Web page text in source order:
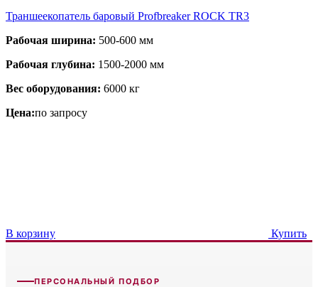
Траншеекопатель баровый Profbreaker ROCK TR3
Рабочая ширина: 500-600 мм
Рабочая глубина: 1500-2000 мм
Вес оборудования: 6000 кг
Цена:по запросу
В корзину Купить
ПЕРСОНАЛЬНЫЙ ПОДБОР